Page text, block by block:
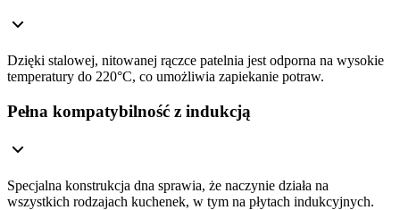
Dzięki stalowej, nitowanej rączce patelnia jest odporna na wysokie
temperatury do 220°C, co umożliwia zapiekanie potraw.
Pełna kompatybilność z indukcją
Specjalna konstrukcja dna sprawia, że naczynie działa na
wszystkich rodzajach kuchenek, w tym na płytach indukcyjnych.